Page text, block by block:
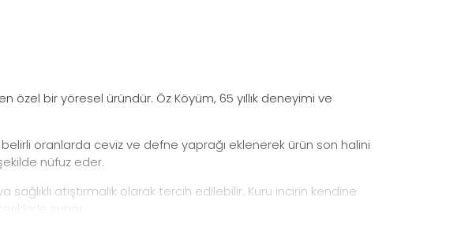
özel bir yöresel üründür. Öz Köyüm, 65 yıllık deneyimi ve
oranlarda ceviz ve defne yaprağı eklenerek ürün son halini
nüfuz eder.
atıştırmalık olarak tercih edilebilir. Kuru incirin kendine